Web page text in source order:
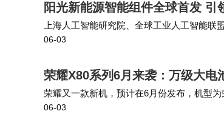
阳光新能源智能组件全球首发
上海人工智能研究院、全球工业人工智能联
引导产业链上下游协同发力，推动产品创新
06-03
荣耀X80系列6月来袭：万级大电
荣耀又一款新机，预计在6月份发布，机型
面，预计拥有一块6.8±英寸的大直屏，分辨
06-03